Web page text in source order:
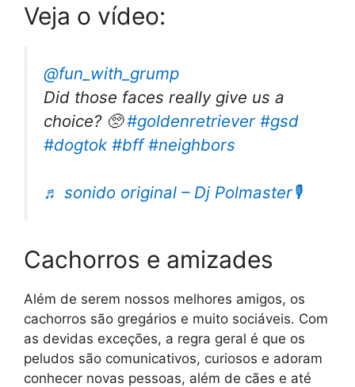
Veja o vídeo:
@fun_with_grump
Did those faces really give us a
choice? 🥺#goldenretriever #gsd
#dogtok #bff #neighbors
♬ sonido original – Dj Polmaster🎙️
Cachorros e amizades
Além de serem nossos melhores amigos, os
cachorros são gregários e muito sociáveis. Com
as devidas exceções, a regra geral é que os
peludos são comunicativos, curiosos e adoram
conhecer novas pessoas, além de cães e até